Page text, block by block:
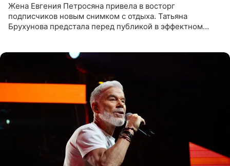
Жена Евгения Петросяна привела в восторг
подписчиков новым снимком с отдыха. Татьяна
Брухунова предстала перед публикой в эффектном